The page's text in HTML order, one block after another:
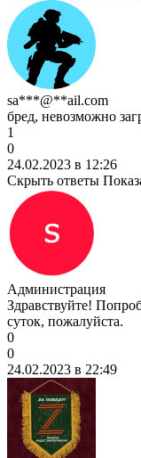
sa***@**ail.com
бред, невозможно
1
0
24.02.2023 в 12:26
Скрыть ответы
Администрация
Здравствуйте!
суток, пожалуйста.
0
0
24.02.2023 в 22:49